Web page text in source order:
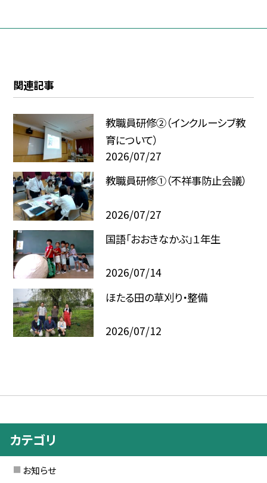
関連記事
教職員研修②（インクルーシブ教
育について）
2026/07/27
教職員研修①（不祥事防止会議）
2026/07/27
国語「おおきなかぶ」１年生
2026/07/14
ほたる田の草刈り・整備
2026/07/12
カテゴリ
お知らせ